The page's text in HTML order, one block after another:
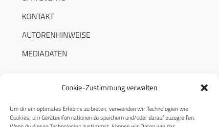
Cookie-Zustimmung verwalten
Um dir ein optimales Erlebnis zu bieten, verwenden wir Technologien wie
Cookies, um Geräteinformationen zu speichern und/oder darauf zuzugreifen.
KONTAKT
AUTORENHINWEISE
MEDIADATEN
RECHTLICHES